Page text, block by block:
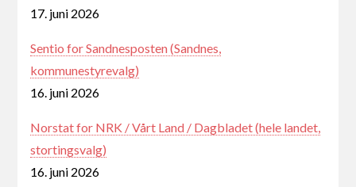
17. juni 2026
Sentio for Sandnesposten (Sandnes,
kommunestyrevalg)
16. juni 2026
Norstat for NRK / Vårt Land / Dagbladet (hele landet,
stortingsvalg)
16. juni 2026